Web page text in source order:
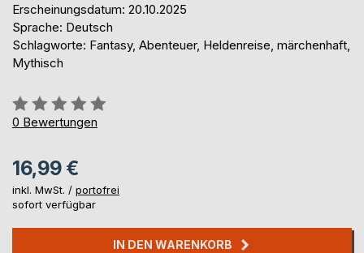
Erscheinungsdatum: 20.10.2025
Sprache: Deutsch
Schlagworte: Fantasy, Abenteuer, Heldenreise, märchenhaft,
Mythisch
Bewertung::
0%
0 Bewertungen
16,99 €
inkl. MwSt. / portofrei
sofort verfügbar
IN DEN WARENKORB